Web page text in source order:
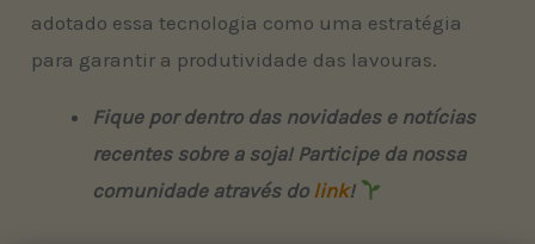
adotado essa tecnologia como uma estratégia
para garantir a produtividade das lavouras.
Fique por dentro das novidades e notícias
recentes sobre a soja! Participe da nossa
comunidade através do link!